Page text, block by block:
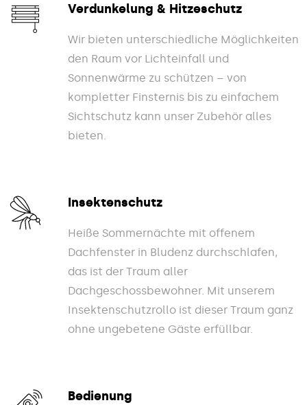
Verdunkelung & Hitzeschutz
Wir bieten unterschiedliche Möglichkeiten
den Raum vor Lichteinfall und
Sonnenwärme zu schützen – von
kompletter Finsternis bis zu einfachem
Sichtschutz kann unser Zubehör alles
bieten.
Insektenschutz
Heiße Sommernächte mit offenem
Dachfenster in Bludenz durchschlafen,
das ist der Traum aller
Dachgeschossbewohner. Mit unserem
Insektenschutzrollo ist dieser Traum ganz
ohne ungebetene Gäste erfüllbar.
Bedienung